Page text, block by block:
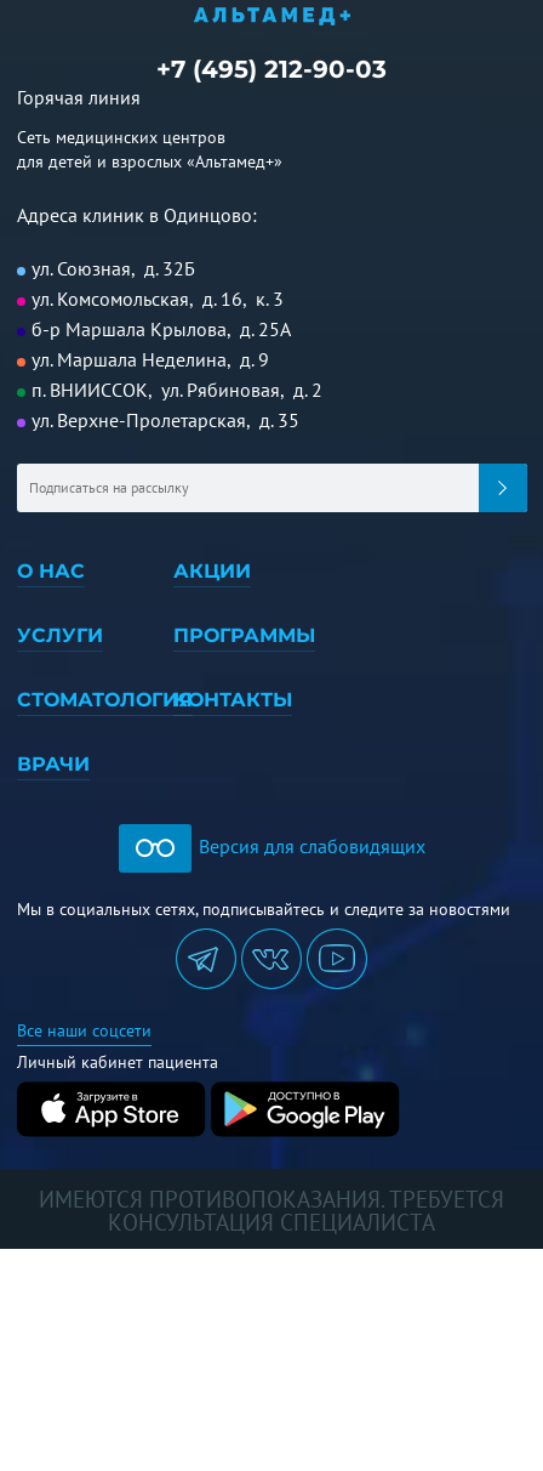
+7 (495) 212-90-03
Горячая линия
Сеть медицинских центров
для детей и взрослых «Альтамед+»
Адреса клиник в Одинцово:
ул. Союзная, д. 32Б
ул. Комсомольская, д. 16, к. 3
б-р Маршала Крылова, д. 25А
ул. Маршала Неделина, д. 9
п. ВНИИССОК, ул. Рябиновая, д. 2
ул. Верхне-Пролетарская, д. 35
О НАС
УСЛУГИ
СТОМАТОЛОГИЯ
ВРАЧИ
АКЦИИ
ПРОГРАММЫ
КОНТАКТЫ
Версия для слабовидящих
Мы в социальных сетях, подписывайтесь и следите за новостями
Все наши соцсети
Личный кабинет пациента
ИМЕЮТСЯ ПРОТИВОПОКАЗАНИЯ. ТРЕБУЕТСЯ
КОНСУЛЬТАЦИЯ СПЕЦИАЛИСТА